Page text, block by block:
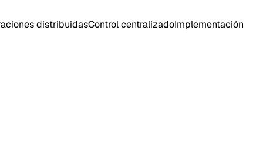
distribuidasControl centralizadoImplementación